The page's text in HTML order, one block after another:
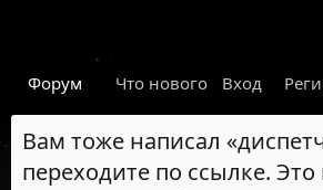
Форум Что нового Гарант
Вход
Вам тоже написал
переходите по ссылке.